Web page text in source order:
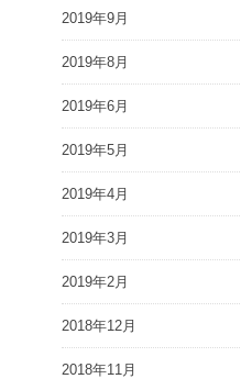
2019年9月
2019年8月
2019年6月
2019年5月
2019年4月
2019年3月
2019年2月
2018年12月
2018年11月